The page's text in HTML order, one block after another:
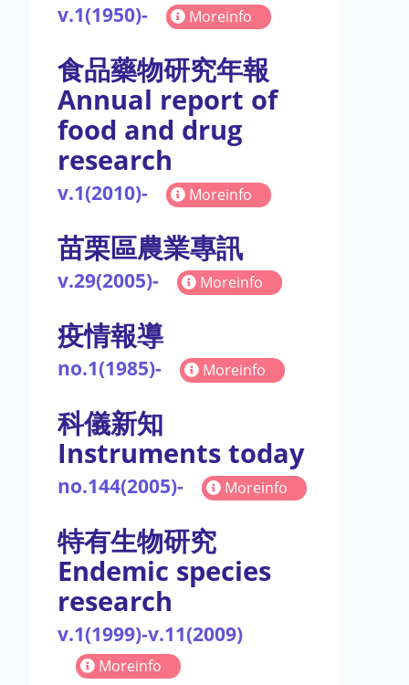
v.1(1950)- Moreinfo
食品藥物研究年報
Annual report of
food and drug
research
v.1(2010)- Moreinfo
苗栗區農業專訊
v.29(2005)- Moreinfo
疫情報導
no.1(1985)- Moreinfo
科儀新知
Instruments today
no.144(2005)- Moreinfo
特有生物研究
Endemic species
research
v.1(1999)-v.11(2009)
Moreinfo